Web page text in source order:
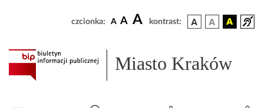
czcionka: A A A kontrast:
Miasto Kraków